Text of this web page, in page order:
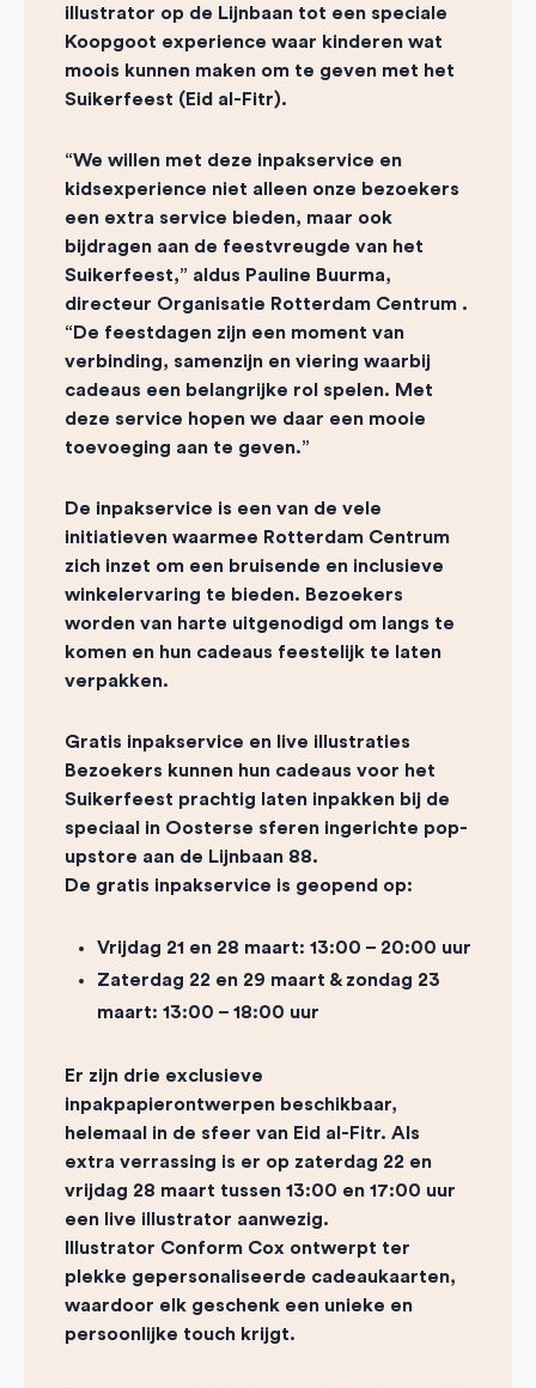
illustrator op de Lijnbaan tot een speciale
Koopgoot experience waar kinderen wat
moois kunnen maken om te geven met het
Suikerfeest (Eid al-Fitr).
“We willen met deze inpakservice en
kidsexperience niet alleen onze bezoekers
een extra service bieden, maar ook
bijdragen aan de feestvreugde van het
Suikerfeest,” aldus Pauline Buurma,
directeur Organisatie Rotterdam Centrum .
“De feestdagen zijn een moment van
verbinding, samenzijn en viering waarbij
cadeaus een belangrijke rol spelen. Met
deze service hopen we daar een mooie
toevoeging aan te geven.”
De inpakservice is een van de vele
initiatieven waarmee Rotterdam Centrum
zich inzet om een bruisende en inclusieve
winkelervaring te bieden. Bezoekers
worden van harte uitgenodigd om langs te
komen en hun cadeaus feestelijk te laten
verpakken.
Gratis inpakservice en live illustraties
Bezoekers kunnen hun cadeaus voor het
Suikerfeest prachtig laten inpakken bij de
speciaal in Oosterse sferen ingerichte pop-
upstore aan de Lijnbaan 88.
De gratis inpakservice is geopend op:
Vrijdag 21 en 28 maart: 13:00 – 20:00 uur
Zaterdag 22 en 29 maart & zondag 23
maart: 13:00 – 18:00 uur
Er zijn drie exclusieve
inpakpapierontwerpen beschikbaar,
helemaal in de sfeer van Eid al-Fitr. Als
extra verrassing is er op zaterdag 22 en
vrijdag 28 maart tussen 13:00 en 17:00 uur
een live illustrator aanwezig.
Illustrator Conform Cox ontwerpt ter
plekke gepersonaliseerde cadeaukaarten,
waardoor elk geschenk een unieke en
persoonlijke touch krijgt.